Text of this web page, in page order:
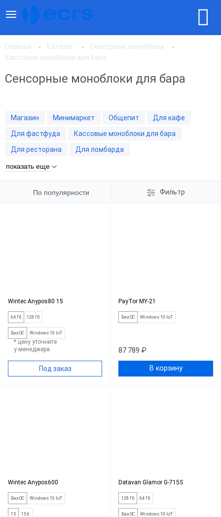
Главная Каталог
Сенсорные моноблоки
Кассовые моноблоки для бара
Сенсорные моноблоки для бара
Магазин Минимаркет Общепит
Для кафе
Для фастфуда
Кассовые моноблоки для бара
Для ресторана
Для ломбарда
показать еще
По популярности Фильтр
По популярности
По цене, по возрастанию
По цене, по убыванию
Wintec Anypos80 15
64 Гб 128 Гб
Без ОС Windows 10 IoT
* цену уточните
у менеджера
Под заказ
PayTor MY-21
Без ОС Windows 10 IoT
87 789 ₽
В корзину
Wintec Anypos600
Без ОС Windows 10 IoT
15 15.6
Datavan Glamor G-715S
128 Гб 64 Гб
Без ОС Windows 10 IoT